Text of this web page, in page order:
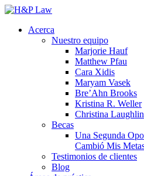
Acerca
Nuestro equipo
Marjorie Hauf
Matthew Pfau
Cara Xidis
Maryam Vasek
Bre’Ahn Brooks
Kristina R. Weller
Christina Laughlin
Becas
Una Segunda
Cambió Mis
Testimonios de clientes
Blog